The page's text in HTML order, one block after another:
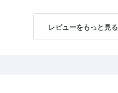
レビューをもっと見る